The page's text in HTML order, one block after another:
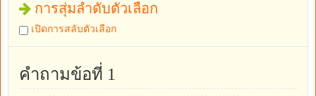
การสุ่มลำดับตัวเลือก
เปิดการสลับตัวเลือก
คำถามข้อที่ 1